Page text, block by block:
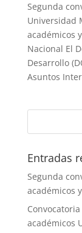
Segunda
Universidad
académicos
Nacional El
Desarrollo
Asuntos
Entradas
Segunda
académicos
académicos